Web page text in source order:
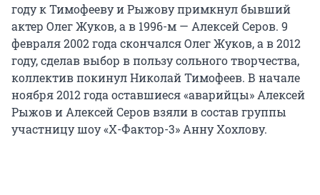
году к Тимофееву и Рыжову примкнул бывший
актер Олег Жуков, а в 1996-м — Алексей Серов. 9
февраля 2002 года скончался Олег Жуков, а в 2012
году, сделав выбор в пользу сольного творчества,
коллектив покинул Николай Тимофеев. В начале
ноября 2012 года оставшиеся «аварийцы» Алексей
Рыжов и Алексей Серов взяли в состав группы
участницу шоу «X-Фактор-3» Анну Хохлову.